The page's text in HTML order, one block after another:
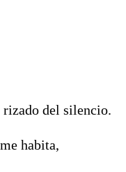
rizado del silencio.
habita,